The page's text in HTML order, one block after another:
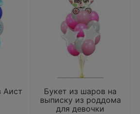
Аист
Букет из шаров на
выписку из роддома
для девочки